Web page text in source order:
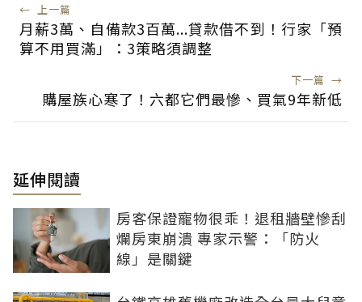
← 上一篇
月薪3萬、自備款3百萬...貸款借不到！行家「預
算不用買滿」：3策略須調整
下一篇 →
購屋族心寒了！六都它們最慘、買氣9年新低
延伸閱讀
房客保證寵物很乖！退租牆壁慘刮
爛房東崩潰 專家示警：「防火
線」是關鍵